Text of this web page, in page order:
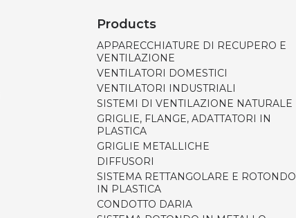
Products
APPARECCHIATURE DI RECUPERO E
VENTILAZIONE
VENTILATORI DOMESTICI
VENTILATORI INDUSTRIALI
SISTEMI DI VENTILAZIONE NATURALE
GRIGLIE, FLANGE, ADATTATORI IN
PLASTICA
GRIGLIE METALLICHE
DIFFUSORI
SISTEMA RETTANGOLARE E ROTONDO
IN PLASTICA
CONDOTTO DARIA